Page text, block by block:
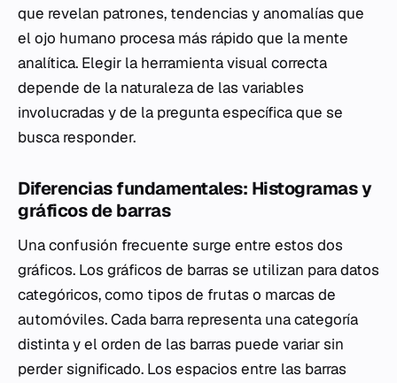
que revelan patrones, tendencias y anomalías que
el ojo humano procesa más rápido que la mente
analítica. Elegir la herramienta visual correcta
depende de la naturaleza de las variables
involucradas y de la pregunta específica que se
busca responder.
Diferencias fundamentales: Histogramas y
gráficos de barras
Una confusión frecuente surge entre estos dos
gráficos. Los gráficos de barras se utilizan para datos
categóricos, como tipos de frutas o marcas de
automóviles. Cada barra representa una categoría
distinta y el orden de las barras puede variar sin
perder significado. Los espacios entre las barras